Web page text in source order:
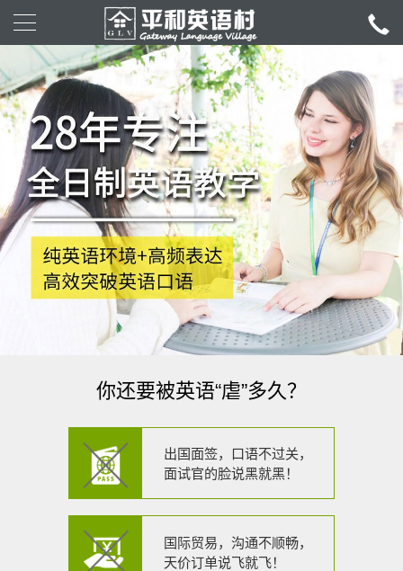
你还要被英语“虐”多久？
出国面签，口语不过关，
面试官的脸说黑就黑！
国际贸易，沟通不顺畅，
天价订单说飞就飞！